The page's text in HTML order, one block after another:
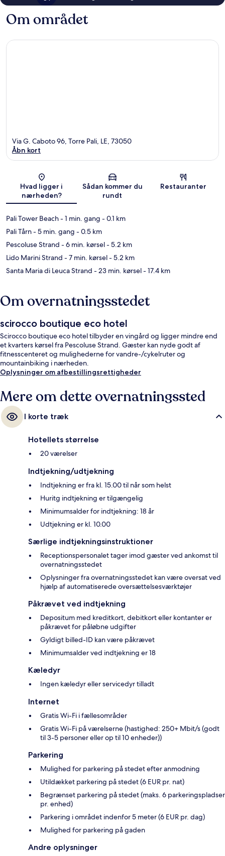
Om området
Kort
Via G. Caboto 96, Torre Pali, LE, 73050
Åbn kort
Hvad ligger i
nærheden?
Sådan kommer du
rundt
Restauranter
Pali Tower Beach- 1 min. gang - 0.1 km
Pali Tårn- 5 min. gang - 0.5 km
Pescoluse Strand - 6 min. kørsel- 5.2 km
Lido Marini Strand - 7 min. kørsel- 5.2 km
Santa Maria di Leuca Strand - 23 min. kørsel- 17.4 km
Om overnatningsstedet
scirocco boutique eco hotel
Scirocco boutique eco hotel tilbyder en vingård og ligger mindre end
et kvarters kørsel fra Pescoluse Strand. Gæster kan nyde godt af
fitnesscenteret og mulighederne for vandre-/cykelruter og
mountainbiking i nærheden.
Oplysninger om afbestillingsrettigheder
Mere om dette overnatningssted
I korte træk
Hotellets størrelse
20 værelser
Indtjekning/udtjekning
Indtjekning er fra kl. 15.00 til når som helst
Huritg indtjekning er tilgængelig
Minimumsalder for indtjekning: 18 år
Udtjekning er kl. 10.00
Særlige indtjekningsinstruktioner
Receptionspersonalet tager imod gæster ved ankomst til
overnatningsstedet
Oplysninger fra overnatningsstedet kan være oversat ved
hjælp af automatiserede oversættelsesværktøjer
Påkrævet ved indtjekning
Depositum med kreditkort, debitkort eller kontanter er
påkrævet for påløbne udgifter
Gyldigt billed-ID kan være påkrævet
Minimumsalder ved indtjekning er 18
Kæledyr
Ingen kæledyr eller servicedyr tilladt
Internet
Gratis Wi-Fi i fællesområder
Gratis Wi-Fi på værelserne (hastighed: 250+ Mbit/s (godt
til 3-5 personer eller op til 10 enheder))
Parkering
Mulighed for parkering på stedet efter anmodning
Utildækket parkering på stedet (6 EUR pr. nat)
Begrænset parkering på stedet (maks. 6 parkeringspladser
pr. enhed)
Parkering i området indenfor 5 meter (6 EUR pr. dag)
Mulighed for parkering på gaden
Andre oplysninger